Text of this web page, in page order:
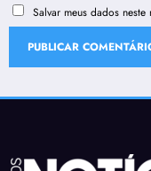
Salvar meus dados